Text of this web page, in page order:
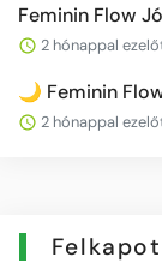
Feminin Flow
2 hónappal
🌙 Feminin
2 hónappal